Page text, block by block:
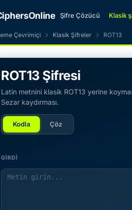
Şifre Çözücü Klasik
Çevrimiçi Klasik Şifreler ROT13
ROT13 Şifresi
Latin metnini klasik ROT13 yerine
Sezar kaydırması.
Kodla Çöz
GIRDI